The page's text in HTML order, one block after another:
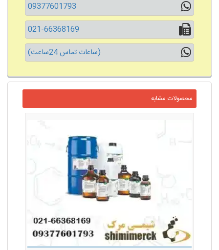
09377601793
021-66368169
(ساعات تماس 24ساعت)
محصولات مشابه